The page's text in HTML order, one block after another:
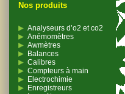
Nos produits
Analyseurs d’o2 et co2
Anémomètres
Awmètres
Balances
Calibres
Compteurs à main
Electrochimie
Enregistreurs